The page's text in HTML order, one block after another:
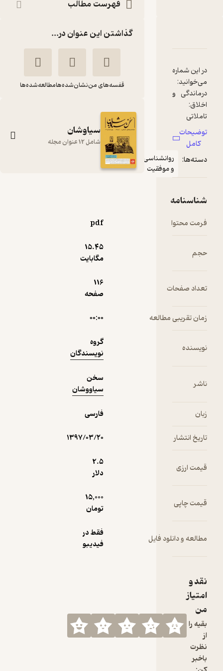
دربارۀ فصلنامه سخن سیاووشان شماره 4
نقدها و امتیازها
در این شماره
درماندگی و
اخلاق:
تاملاتی
پیرامون
وظیفه‌ی
تحلیل فیلم
چشم‌انداز
در سوگ
توضیحات
کامل
دسته‌ها:
روانشناسی
و موفقیت
شناسنامه
فرمت محتوا pdf
حجم
15.۴۵
مگابایت
تعداد صفحات
116
صفحه
زمان تقریبی مطالعه ۰۰:۰۰
نویسنده
گروه
نویسندگان
ناشر
سخن
سیاووشان
زبان فارسی
تاریخ انتشار ۱۳۹۷/۰۳/۲۰
قیمت ارزی
2.۵
دلار
قیمت چاپی
15,000
تومان
مطالعه و دانلود فایل
فقط در
فیدیبو
نقد و
امتیاز
من
بقیه را
نظرت
باخبر
فهرست مطالب
گذاشتن این عنوان در...
قفسه‌های من نشان‌شده‌هامطالعه‌شده‌ها
سیاوشان
شامل 12 عنوان مجله
نمونه